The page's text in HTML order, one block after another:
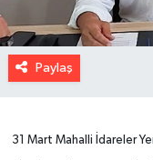
Paylaş
31 Mart Mahalli İdareler